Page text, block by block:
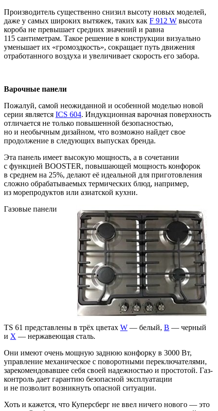
Производитель существенно снизил высоту новых моделей,
даже у самых широких вытяжек, таких как F 912 W высота
короба не превышает средних значений и равна
115 сантиметрам. Такое решение в конструкции визуально
уменьшает их «громоздкость», сокращает путь движения
отработанного воздуха и увеличивает скорость его забора.
Варочные панели
Пожалуй, самой неожиданной и особенной моделью новой
серии является ICS 604. Индукционная варочная поверхность
отличается не только повышенной безопасностью,
но и необычным дизайном, что возможно найдет свое
продолжение в следующих выпусках бренда.
Эта панель имеет высокую мощность, а в сочетании
с функцией BOOSTER, повышающей мощность конфорок
в среднем на 25%, делают её идеальной для приготовления
сложно обрабатываемых термических блюд, например,
из морепродуктов или азиатской кухни.
Газовые панели
TS 61 представлены в трёх цветах W — белый, B — черный
и X — нержавеющая сталь.
Они имеют очень мощную заднюю конфорку в 3000 Вт,
управление механическое с поворотными переключателями,
зарекомендовавшее себя своей надежностью и простотой. Газ-
контроль дает гарантию безопасной эксплуатации
и не позволит возникнуть опасной ситуации.
Хоть и кажется, что Куперсберг не ввел ничего нового — это